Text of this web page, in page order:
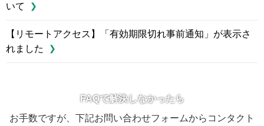
いて
【リモートアクセス】「有効期限切れ事前通知」が表示さ
れました
FAQで解決しなかったら
お手数ですが、下記お問い合わせフォームからコンタクト